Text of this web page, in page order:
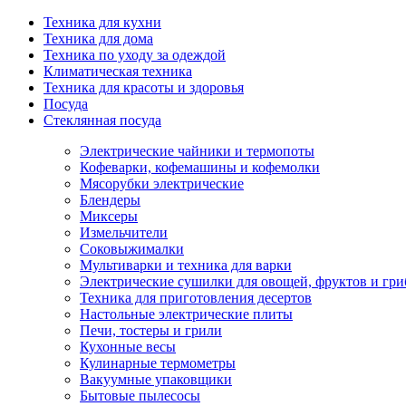
Техника для кухни
Техника для дома
Техника по уходу за одеждой
Климатическая техника
Техника для красоты и здоровья
Посуда
Стеклянная посуда
Электрические чайники и термопоты
Кофеварки, кофемашины и кофемолки
Мясорубки электрические
Блендеры
Миксеры
Измельчители
Соковыжималки
Мультиварки и техника для варки
Электрические сушилки для овощей, фруктов и
Техника для приготовления десертов
Настольные электрические плиты
Печи, тостеры и грили
Кухонные весы
Кулинарные термометры
Вакуумные упаковщики
Бытовые пылесосы